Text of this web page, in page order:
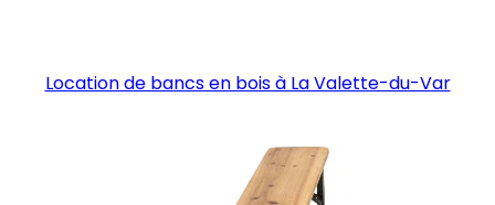
Location de bancs en bois à La Valette-du-Var